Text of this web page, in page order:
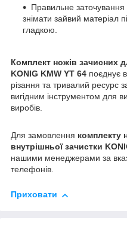
Правильне
знімати зайвий матеріал
гладкою.
Комплект ножів зачисних
KONIG KMW YT 64 поєднує в
різання та тривалий ресурс
вигідним інструментом для
виробів.
Для замовлення комплекту
внутрішньої зачистки
нашими менеджерами за
телефонів.
Приховати